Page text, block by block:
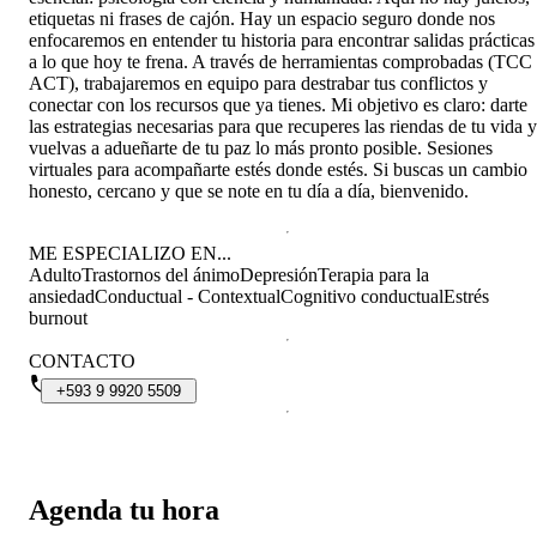
Agenda tu hora
etiquetas ni frases de cajón. Hay un espacio seguro donde nos
enfocaremos en entender tu historia para encontrar salidas prácticas
a lo que hoy te frena. A través de herramientas comprobadas (TCC
ACT), trabajaremos en equipo para destrabar tus conflictos y
conectar con los recursos que ya tienes. Mi objetivo es claro: darte
las estrategias necesarias para que recuperes las riendas de tu vida y
vuelvas a adueñarte de tu paz lo más pronto posible. Sesiones
virtuales para acompañarte estés donde estés. Si buscas un cambio
honesto, cercano y que se note en tu día a día, bienvenido.
ME ESPECIALIZO EN...
AdultoTrastornos del ánimoDepresiónTerapia para la
ansiedadConductual - ContextualCognitivo conductualEstrés
burnout
CONTACTO
+593 9 9920 5509